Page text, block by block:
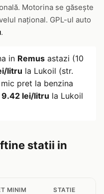
Motorina se găsește
național. GPL-ul auto
.
in Remus astazi (10
litru la Lukoil (str.
pret la benzina
9.42 lei/litru la Lukoil
statii in
MINIM STATIE